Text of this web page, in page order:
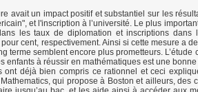
avait un impact positif et substantiel sur les
et l'inscription à l’université. Le plus
les taux de diplomation et inscriptions dans
cent, respectivement. Ainsi si cette mesure a
terme semblent encore plus prometteurs. L’étude
enfants à réussir en mathématiques est une
ont déjà bien compris ce rationnel et ceci
qui propose à Boston et ailleurs, des